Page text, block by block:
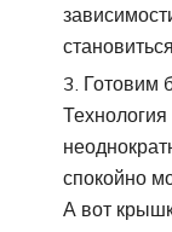
Готовим
спокойно
А вот